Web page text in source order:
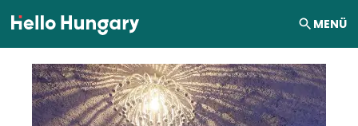
Ugrás a tartalomhoz MENÜ